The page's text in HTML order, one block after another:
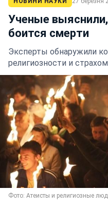
Ученые
боится смерти
Эксперты обнаружили
религиозности и
Фото: Атеисты и религиозные